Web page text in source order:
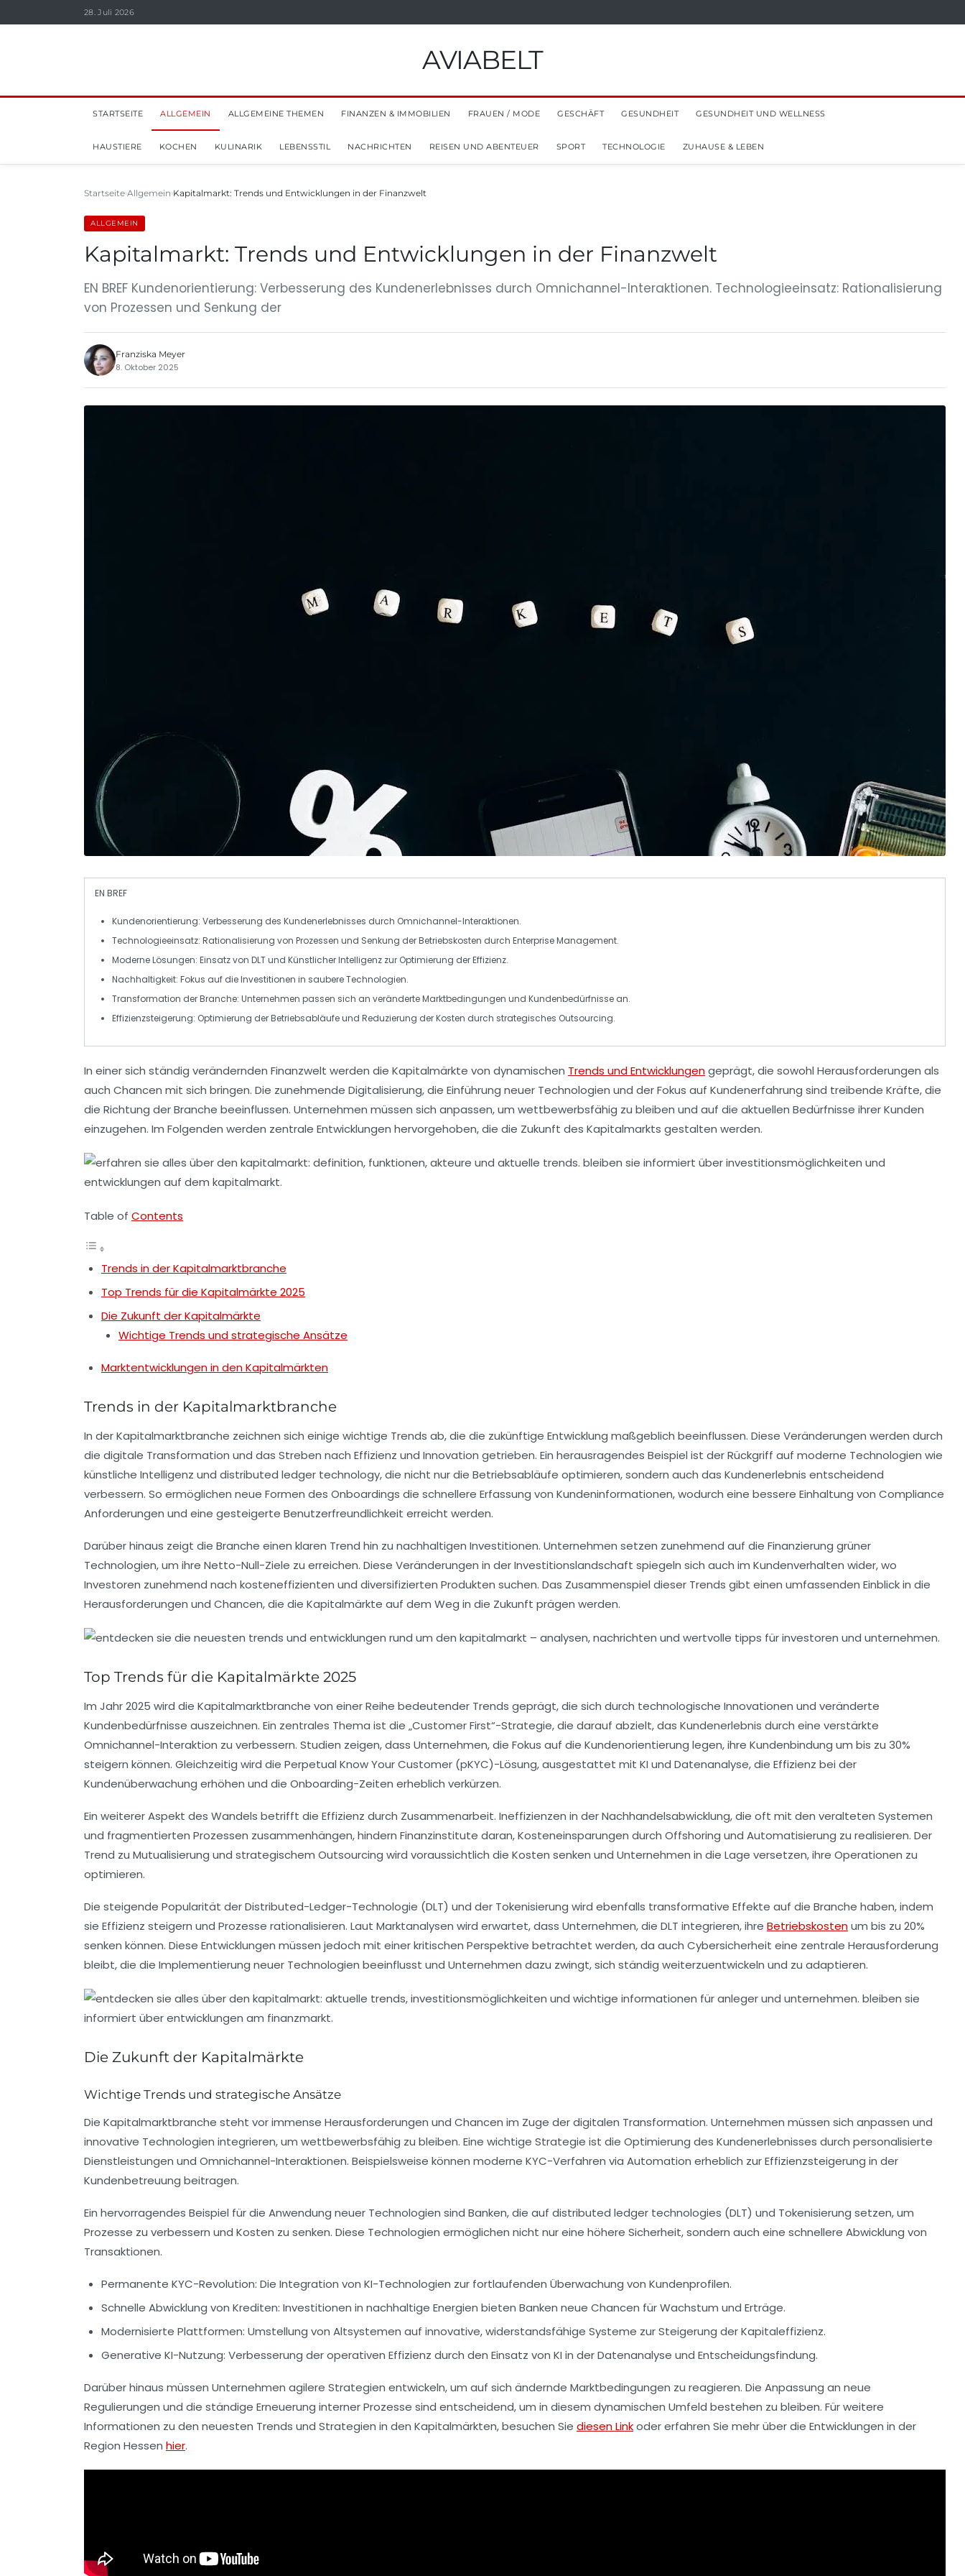
28. Juli 2026
AVIABELT
STARTSEITE ALLGEMEIN ALLGEMEINE THEMEN FINANZEN & IMMOBILIEN FRAUEN / MODE GESCHÄFT GESUNDHEIT GESUNDHEIT UND WELLNESS
HAUSTIERE KOCHEN KULINARIK LEBENSSTIL NACHRICHTEN REISEN UND ABENTEUER SPORT TECHNOLOGIE ZUHAUSE & LEBEN
Startseite Allgemein Kapitalmarkt: Trends und Entwicklungen in der Finanzwelt
ALLGEMEIN
Kapitalmarkt: Trends und Entwicklungen in der Finanzwelt
EN BREF Kundenorientierung: Verbesserung des Kundenerlebnisses durch Omnichannel-Interaktionen. Technologieeinsatz: Rationalisierung
von Prozessen und Senkung der
Franziska Meyer
8. Oktober 2025
EN BREF
Kundenorientierung: Verbesserung des Kundenerlebnisses durch Omnichannel-Interaktionen.
Technologieeinsatz: Rationalisierung von Prozessen und Senkung der Betriebskosten durch Enterprise Management.
Moderne Lösungen: Einsatz von DLTund Künstlicher Intelligenz zur Optimierung der Effizienz.
Nachhaltigkeit: Fokus auf dieInvestitionen in saubere Technologien.
Transformation der Branche: Unternehmen passen sich an veränderteMarktbedingungen und Kundenbedürfnisse an.
Effizienzsteigerung: Optimierung der Betriebsabläufe und Reduzierung der Kosten durch strategisches Outsourcing.
In einer sich ständig verändernden Finanzwelt werden die Kapitalmärkte von dynamischen Trends und Entwicklungengeprägt, die sowohl Herausforderungen als
auch Chancen mit sich bringen. Die zunehmende Digitalisierung, die Einführung neuer Technologien und der Fokus auf Kundenerfahrung sind treibende Kräfte, die
die Richtung der Branche beeinflussen. Unternehmen müssen sich anpassen, um wettbewerbsfähig zu bleiben und auf die aktuellen Bedürfnisse ihrer Kunden
einzugehen. Im Folgenden werden zentrale Entwicklungen hervorgehoben, die die Zukunft des Kapitalmarkts gestalten werden.
Table of Contents
Trends in der Kapitalmarktbranche
Top Trends für die Kapitalmärkte 2025
Die Zukunft der Kapitalmärkte
Wichtige Trends und strategische Ansätze
Marktentwicklungen in den Kapitalmärkten
Trends in der Kapitalmarktbranche
In der Kapitalmarktbranche zeichnen sich einige wichtige Trends ab, die die zukünftige Entwicklung maßgeblich beeinflussen. Diese Veränderungen werden durch
die digitale Transformation und das Streben nach Effizienz und Innovation getrieben. Ein herausragendes Beispiel ist der Rückgriff auf moderne Technologien wie
künstliche Intelligenz und distributed ledger technology, die nicht nur die Betriebsabläufe optimieren, sondern auch das Kundenerlebnis entscheidend
verbessern. So ermöglichen neue Formen des Onboardings die schnellere Erfassung von Kundeninformationen, wodurch eine bessere Einhaltung von Compliance
Anforderungen und eine gesteigerte Benutzerfreundlichkeit erreicht werden.
Darüber hinaus zeigt die Branche einen klaren Trend hin zu nachhaltigen Investitionen. Unternehmen setzen zunehmend auf die Finanzierung grüner
Technologien, um ihre Netto-Null-Ziele zu erreichen. Diese Veränderungen in der Investitionslandschaft spiegeln sich auch im Kundenverhalten wider, wo
Investoren zunehmend nach kosteneffizienten und diversifizierten Produkten suchen. Das Zusammenspiel dieser Trends gibt einen umfassenden Einblick in die
Herausforderungen und Chancen, die die Kapitalmärkte auf dem Weg in die Zukunft prägen werden.
Top Trends für die Kapitalmärkte 2025
Im Jahr 2025 wird die Kapitalmarktbranche von einer Reihe bedeutender Trends geprägt, die sich durch technologische Innovationen und veränderte
Kundenbedürfnisse auszeichnen. Ein zentrales Thema ist die „Customer First“-Strategie, die darauf abzielt, das Kundenerlebnis durch eine verstärkte
Omnichannel-Interaktion zu verbessern. Studien zeigen, dass Unternehmen, die Fokus auf die Kundenorientierung legen, ihre Kundenbindung um bis zu 30%
steigern können. Gleichzeitig wird die Perpetual Know Your Customer (pKYC)-Lösung, ausgestattet mit KI und Datenanalyse, die Effizienz bei der
Kundenüberwachung erhöhen und die Onboarding-Zeiten erheblich verkürzen.
Ein weiterer Aspekt des Wandels betrifft die Effizienz durch Zusammenarbeit. Ineffizienzen in der Nachhandelsabwicklung, die oft mit den veralteten Systemen
und fragmentierten Prozessen zusammenhängen, hindern Finanzinstitute daran, Kosteneinsparungen durch Offshoring und Automatisierung zu realisieren. Der
Trend zu Mutualisierung und strategischem Outsourcing wird voraussichtlich die Kosten senken und Unternehmen in die Lage versetzen, ihre Operationen zu
optimieren.
Die steigende Popularität derDistributed-Ledger-Technologie (DLT) und der Tokenisierung wird ebenfalls transformative Effekte auf die Branche haben, indem
sie Effizienz steigern und Prozesse rationalisieren. Laut Marktanalysen wird erwartet, dass Unternehmen, die DLT integrieren, ihre Betriebskostenum bis zu 20%
senken können. Diese Entwicklungen müssen jedoch mit einer kritischen Perspektive betrachtet werden, da auch Cybersicherheit eine zentrale Herausforderung
bleibt, die die Implementierung neuer Technologien beeinflusst und Unternehmen dazu zwingt, sich ständig weiterzuentwickeln und zu adaptieren.
Die Zukunft der Kapitalmärkte
Wichtige Trends und strategische Ansätze
Die Kapitalmarktbranche steht vor immense Herausforderungen und Chancen im Zuge der digitalen Transformation. Unternehmen müssen sich anpassen und
innovative Technologien integrieren, um wettbewerbsfähig zu bleiben. Eine wichtige Strategie ist die Optimierung des Kundenerlebnisses durch personalisierte
Dienstleistungen und Omnichannel-Interaktionen. Beispielsweise können moderne KYC-Verfahren via Automation erheblich zur Effizienzsteigerung in der
Kundenbetreuung beitragen.
Ein hervorragendes Beispiel für die Anwendung neuer Technologien sind Banken, die auf distributed ledger technologies (DLT) und Tokenisierung setzen, um
Prozesse zu verbessern und Kosten zu senken. Diese Technologien ermöglichen nicht nur eine höhere Sicherheit, sondern auch eine schnellere Abwicklung von
Transaktionen.
Permanente KYC-Revolution: Die Integration von KI-Technologien zur fortlaufenden Überwachung von Kundenprofilen.
Schnelle Abwicklung von Krediten: Investitionen in nachhaltige Energien bieten Banken neue Chancen für Wachstum und Erträge.
Modernisierte Plattformen: Umstellung von Altsystemen auf innovative, widerstandsfähige Systeme zur Steigerung derKapitaleffizienz.
Generative KI-Nutzung: Verbesserung der operativen Effizienz durch den Einsatz von KI in der Datenanalyse und Entscheidungsfindung.
Darüber hinaus müssen Unternehmen agilere Strategien entwickeln, um auf sich ändernde Marktbedingungen zu reagieren. Die Anpassung an neue
Regulierungen und die ständige Erneuerung interner Prozesse sind entscheidend, um in diesem dynamischen Umfeld bestehen zu bleiben. Für weitere
Informationen zu den neuesten Trends und Strategien in den Kapitalmärkten, besuchen Sie diesen Linkoder erfahren Sie mehr über die Entwicklungen in der
Region Hessen hier.